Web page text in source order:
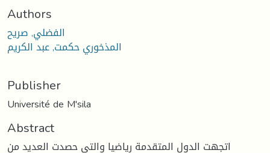
Authors
الفضلي, صريح
المذخوري حكمت, عبد الكريم
Publisher
Université de M'sila
Abstract
اتجهت الدول المتقدمة رياضيا والتي حصدت العديد من